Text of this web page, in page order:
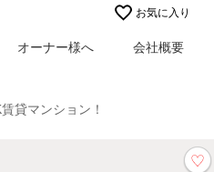
お気に入り
オーナー様へ 会社概要
貸マンション！